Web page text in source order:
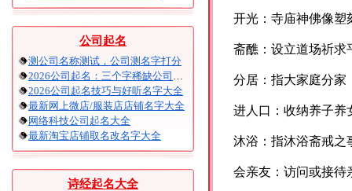
公司起名
测公司名称测试，公司测名字打分
2026公司起名：三个字稀缺公司名大全
2026公司起名技巧与好听名字大全
最新网上微店/服装店店铺名字大全
网络科技公司起名大全
最新淘宝店铺取名改名字大全
诗经起名大全
开光：寺庙神佛像塑
斋醮：设立道场祈求
分居：指大家庭分家
进人口：收纳养子养
沐浴：指沐浴斋戒之
会亲友：访问或接待